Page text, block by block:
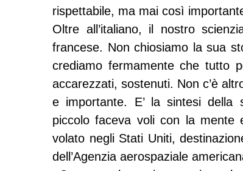
rispettabile, ma mai così
Oltre all’italiano, il nostro
francese. Non chiosiamo la sua
crediamo fermamente che tutto
accarezzati, sostenuti. Non c’è
e importante. E’ la sintesi della
piccolo faceva voli con la mente
volato negli Stati Uniti,
dell’Agenzia aerospaziale